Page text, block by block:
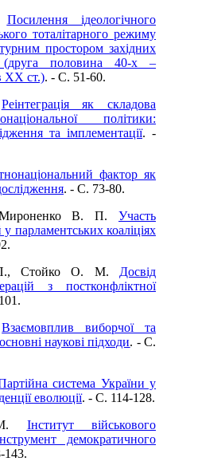
Посилення ідеологічного
тоталітарного режиму
простором західних
половина 40-х –
ХХ ст.). - C. 51-60.
Реінтеграція як складова
політики:
та імплементації. -
фактор як
. - C. 73-80.
В. П. Участь
парламентських коаліціях
П., Стойко О. М. Досвід
з постконфліктної
Взаємовплив виборчої та
наукові підходи. - C.
система України у
еволюції. - C. 114-128.
М. Інститут військового
демократичного
143.